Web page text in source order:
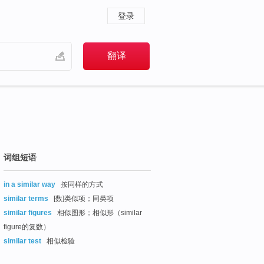
登录
词组短语
in a similar way
按同样的方式
similar terms
[数]类似项；同类项
similar figures
相似图形；相似形（similar
figure的复数）
similar test
相似检验